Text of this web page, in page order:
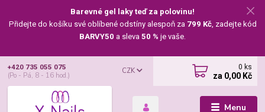
Barevné gel laky teď za polovinu!
Přidejte do košíku své oblíbené odstíny alespoň za 799 Kč, zadejte kód
BARVY50 a sleva 50 % je vaše.
Menu
CZK
+420 735 055 075
(Po - Pá, 8 - 16 hod.)
0 ks
za 0,00 Kč